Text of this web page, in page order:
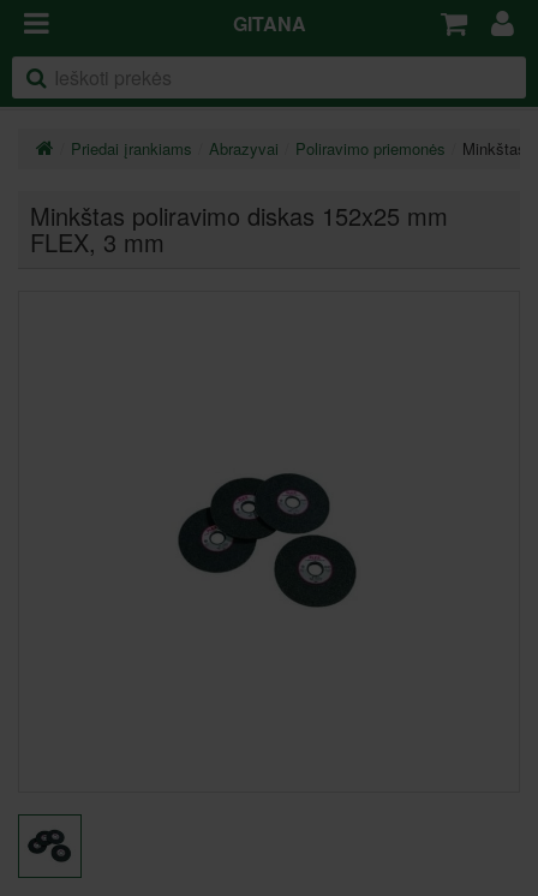
GITANA
Priedai įrankiams Abrazyvai Poliravimo priemonės Minkštas
Minkštas poliravimo diskas 152x25 mm
FLEX, 3 mm